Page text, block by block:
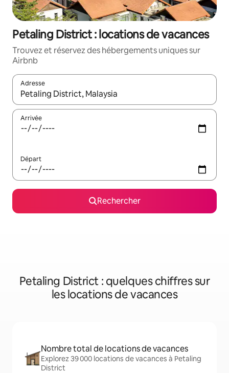
Petaling District : locations de vacances
Trouvez et réservez des hébergements uniques sur
Airbnb
Adresse
Lorsque les résultats s'affichent, utilisez les flèches vers le
Arrivée
Départ
Rechercher
Petaling District : quelques chiffres sur
les locations de vacances
Nombre total de locations de vacances
Explorez 39 000 locations de vacances à Petaling
District